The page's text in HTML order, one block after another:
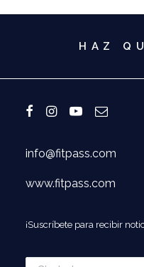
HAZ
info@fitpass.com
www.fitpass.com
¡Suscríbete para recibir